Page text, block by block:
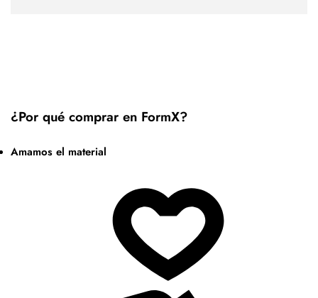
¿Por qué comprar en FormX?
Amamos el material